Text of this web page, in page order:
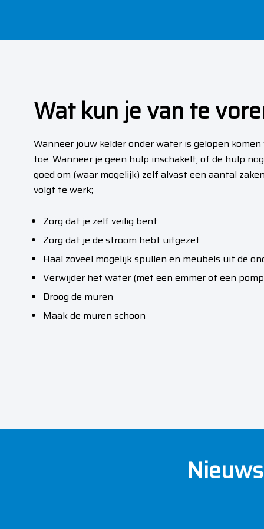
Wat kun je van te
Wanneer jouw kelder onder water is gelopen
toe. Wanneer je geen hulp inschakelt, of de hulp
goed om (waar mogelijk) zelf alvast een aantal
volgt te werk;
Zorg dat je zelf veilig bent
Zorg dat je de stroom hebt uitgezet
Haal zoveel mogelijk spullen en meubels uit de
Verwijder het water (met een emmer of een
Droog de muren
Maak de muren schoon